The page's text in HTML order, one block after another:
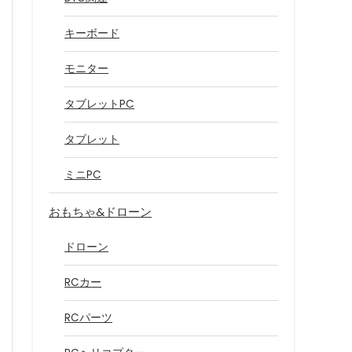
キーボード
モニター
タブレットPC
タブレット
ミニPC
おもちゃ&ドローン
ドローン
RCカー
RCパーツ